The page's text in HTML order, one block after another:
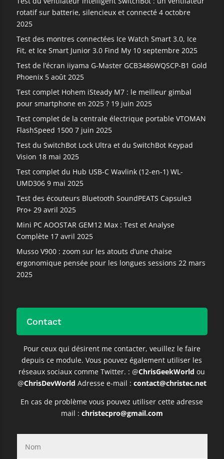
rotatif sur batterie, silencieux et connecté 4 octobre
2025
Test des montres connectées Ice Watch Smart 3.0, Ice
Fit, et Ice Smart Junior 3.0 Find My 10 septembre 2025
Test de l’écran iiyama G-Master GCB3486WQSCP-B1 Gold
Phoenix 5 août 2025
Test complet Hohem iSteady M7 : le meilleur gimbal
pour smartphone en 2025 ? 19 juin 2025
Test complet de la centrale électrique portable VTOMAN
FlashSpeed 1500 7 juin 2025
Test du SwitchBot Lock Ultra et du SwitchBot Keypad
Vision 18 mai 2025
Test complet du Hub USB-C Wavlink (12-en-1) WL-
UMD306 9 mai 2025
Test des écouteurs Bluetooth SoundPEATS Capsule3
Pro+ 29 avril 2025
Mini PC AOOSTAR GEM12 Max : Test et Analyse
Complète 17 avril 2025
Musso V900 : zoom sur les atouts d’une chaise
ergonomique pensée pour les longues sessions 22 mars
2025
Contact
Pour ceux qui désirent me contacter, veuillez le faire
depuis ce module. Vous pouvez également utiliser les
réseaux sociaux comme Twitter. : @ChrisGeekWorld ou
@ChrisDevWorld Adresse e-mail : contact@christec.net
En cas de problème vous pouvez utiliser cette adresse
mail : christecpro@gmail.com